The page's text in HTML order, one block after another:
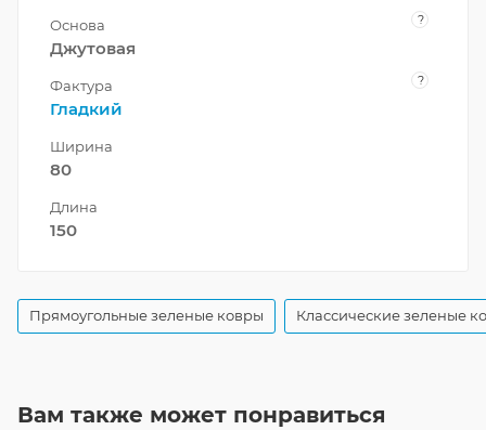
Основа ?
Джутовая
Фактура ?
Гладкий
Ширина
80
Длина
150
Прямоугольные зеленые ковры Классические зеленые
Вам также может понравиться